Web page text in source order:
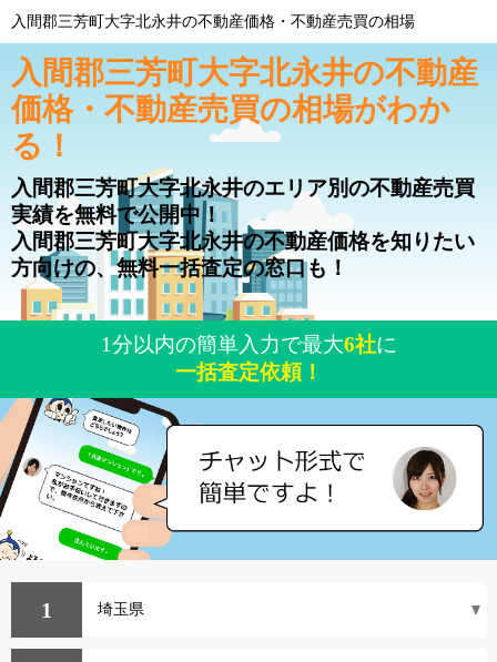
入間郡三芳町大字北永井の不動産価格・不動産売買の相場
入間郡三芳町大字北永井の不動産
価格・不動産売買の相場がわか
る！
入間郡三芳町大字北永井のエリア別の不動産売買
実績を無料で公開中！
入間郡三芳町大字北永井の不動産価格を知りたい
方向けの、無料一括査定の窓口も！
1分以内の簡単入力で最大6社に
一括査定依頼！
1